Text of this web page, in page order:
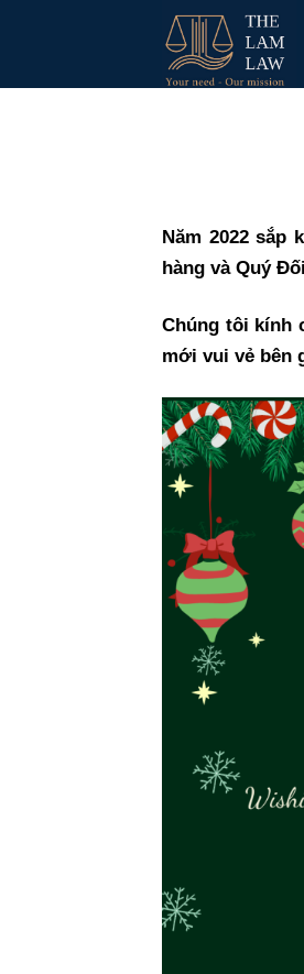
Năm 2022 sắp
hàng và Quý
Chúng tôi kính
mới vui vẻ bên